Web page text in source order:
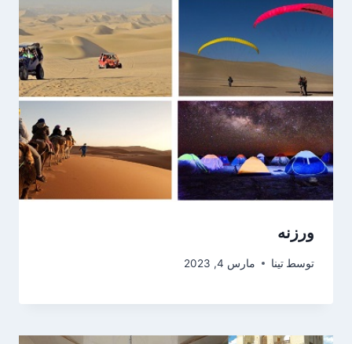
ورزنه
توسط تینا مارس 4, 2023